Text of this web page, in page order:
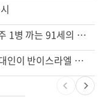
“술에 이것 한방울 넣어라” 매일 소주 1병 까는 91세의 철칙
“살기 위해 어쩔 수 없다”…이란 유대인이 반이스라엘 외치는 까닭